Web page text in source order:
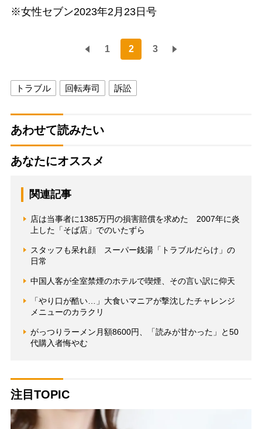
※女性セブン2023年2月23日号
1 2 3
トラブル 回転寿司 訴訟
あわせて読みたい
あなたにオススメ
関連記事
店は当事者に1385万円の損害賠償を求めた 2007年に炎
上した「そば店」でのいたずら
スタッフも呆れ顔 スーパー銭湯「トラブルだらけ」の
日常
中国人客が全室禁煙のホテルで喫煙、その言い訳に仰天
「やり口が酷い…」大食いマニアが撃沈したチャレンジ
メニューのカラクリ
がっつりラーメン月額8600円、「読みが甘かった」と50
代購入者悔やむ
注目TOPIC